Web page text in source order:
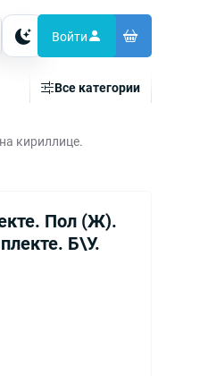
Тема Войти
Все категории
кириллице.
Пол (Ж).
Б\У.